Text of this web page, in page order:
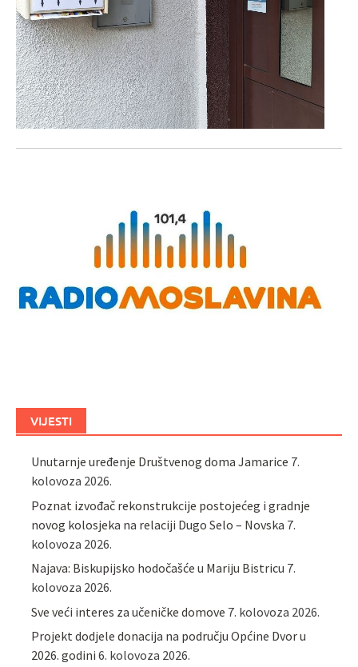
VIJESTI
Unutarnje uređenje Društvenog doma Jamarice 7.
kolovoza 2026.
Poznat izvođač rekonstrukcije postojećeg i gradnje
novog kolosjeka na relaciji Dugo Selo – Novska 7.
kolovoza 2026.
Najava: Biskupijsko hodočašće u Mariju Bistricu 7.
kolovoza 2026.
Sve veći interes za učeničke domove 7. kolovoza 2026.
Projekt dodjele donacija na području Općine Dvor u
2026. godini 6. kolovoza 2026.